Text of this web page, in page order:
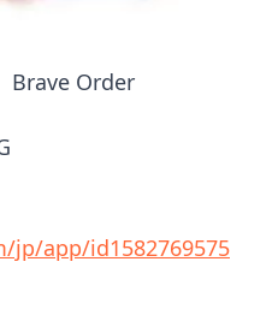
Brave Order
jp/app/id1582769575